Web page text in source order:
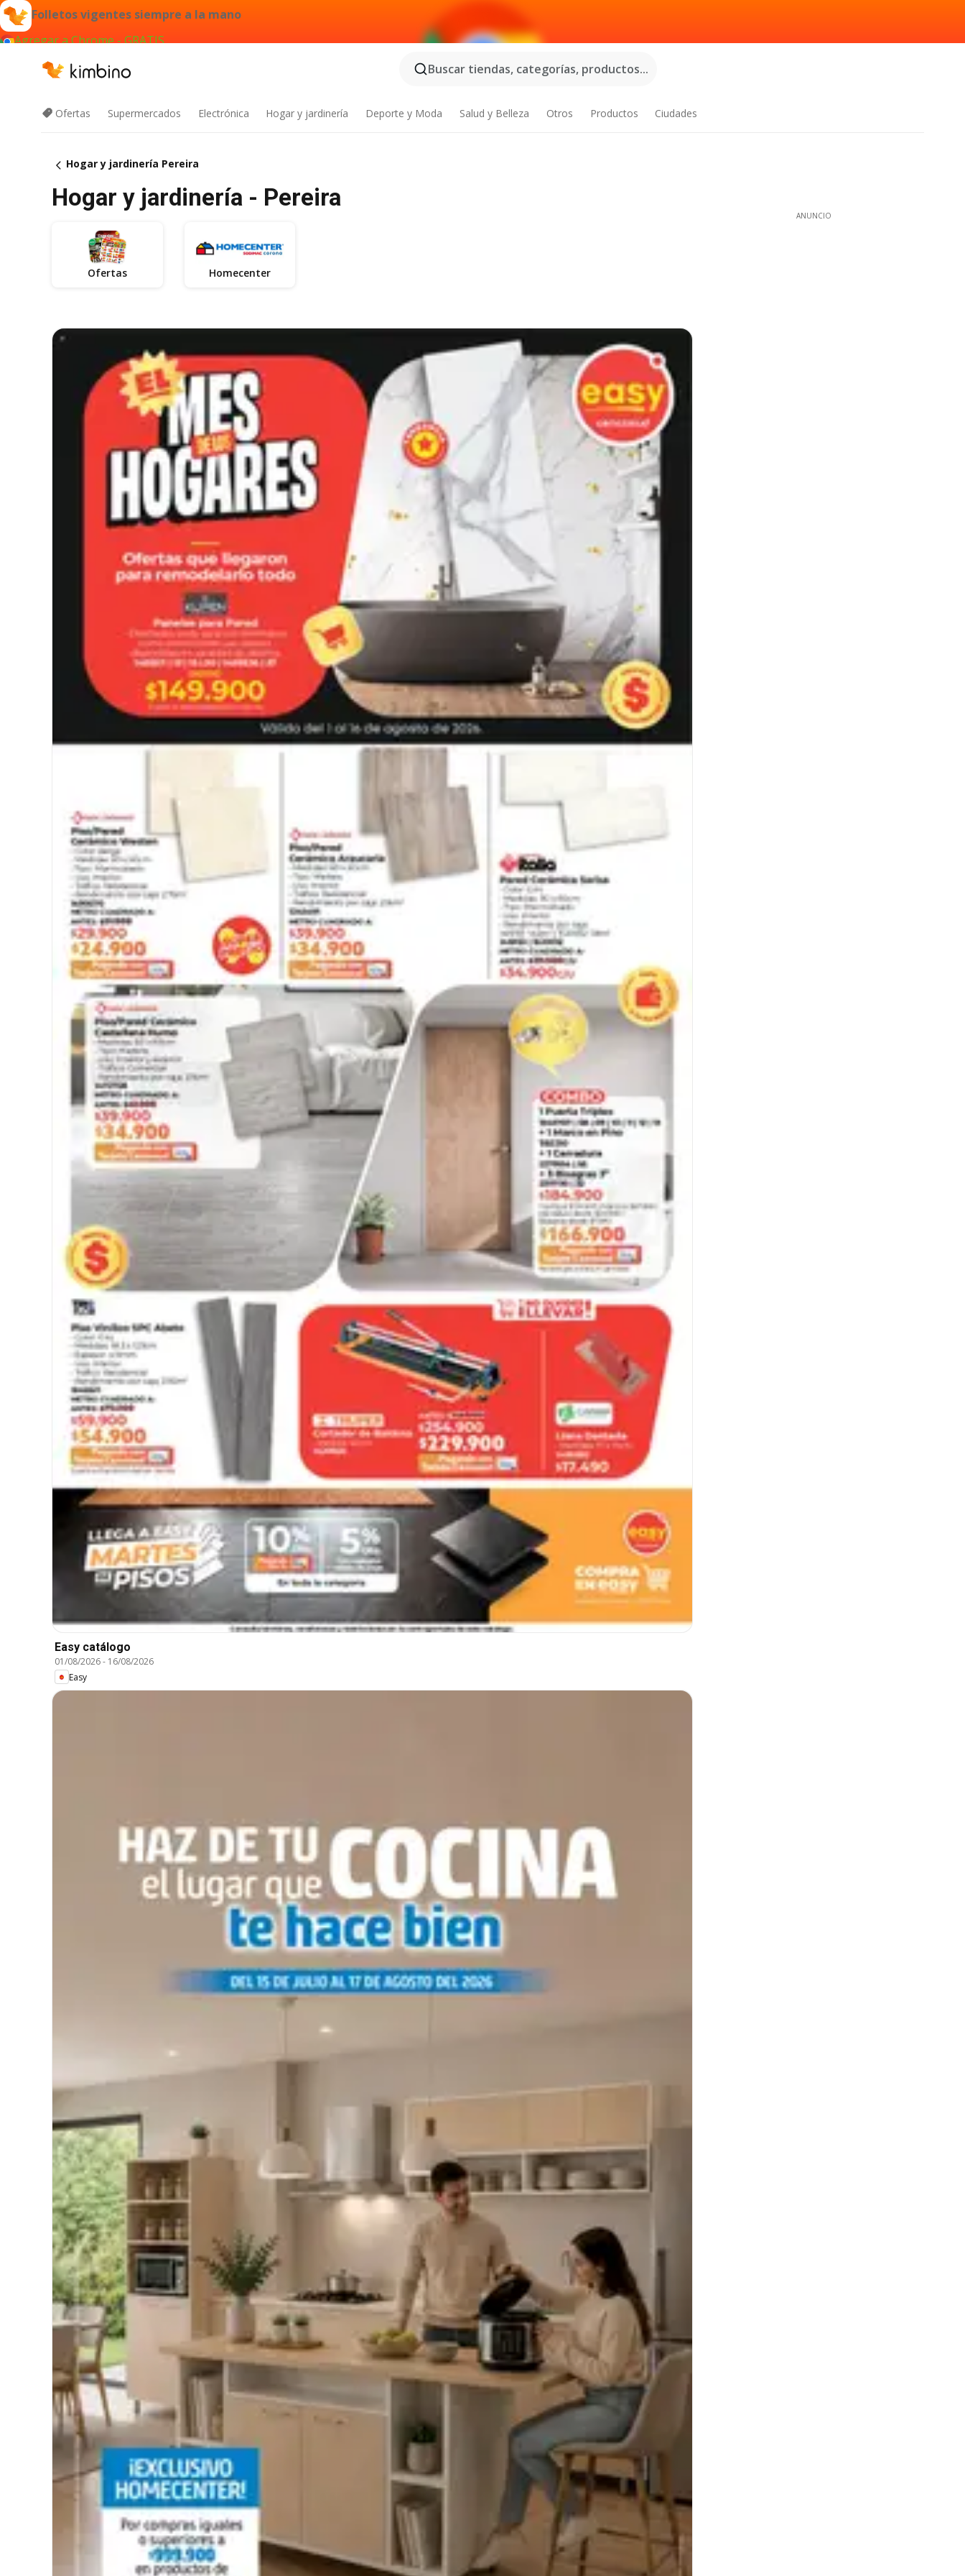
Folletos vigentes siempre a la mano
Agregar a Chrome - GRATIS
Buscar tiendas, categorías, productos...
Ofertas Supermercados Electrónica Hogar y jardinería Deporte y Moda Salud y Belleza Otros Productos Ciudades
Hogar y jardinería Pereira
Hogar y jardinería - Pereira
Ofertas Homecenter
Easy catálogo
01/08/2026- 16/08/2026
Easy
ANUNCIO